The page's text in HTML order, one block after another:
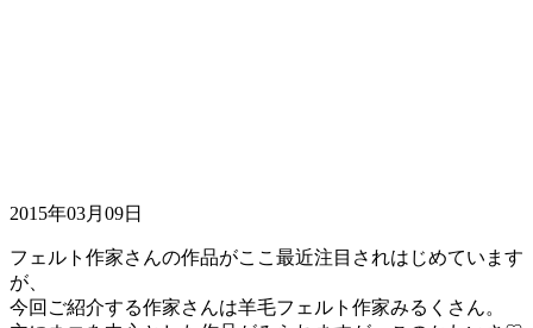
2015年03月09日
フェルト作家さんの作品がここ最近注目されはじめています
が、
今回ご紹介する作家さんは羊毛フェルト作家みるくさん。